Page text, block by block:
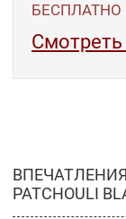
БЕСПЛАТНО
Смотреть
PATCHOULI